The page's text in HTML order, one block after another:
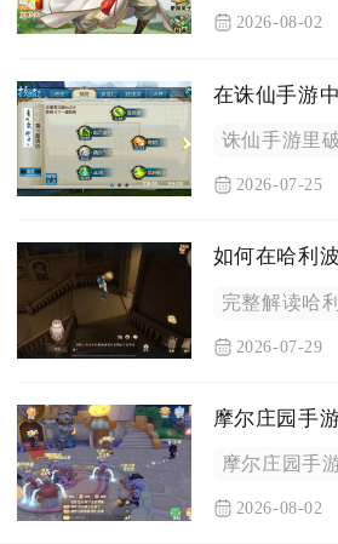
2026-08-02
2026-07-25
2026-07-29
2026-08-02